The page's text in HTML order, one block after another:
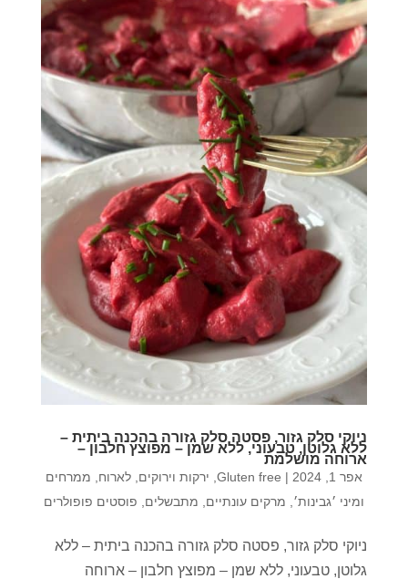
ניוקי סלק גזור, פסטה סלק גזורה בהכנה ביתית –
ללא גלוטן, טבעוני, ללא שמן – מפוצץ חלבון –
ארוחה מושלמת
אפר 1, 2024 |
Gluten free ירקות וירוקים לארוח
ממרחים
ומיני ׳גבינות׳
מרקים עונתיים מתבשלים פוסטים פופולרים
ניוקי סלק גזור, פסטה סלק גזורה בהכנה ביתית – ללא
גלוטן, טבעוני, ללא שמן – מפוצץ חלבון – ארוחה